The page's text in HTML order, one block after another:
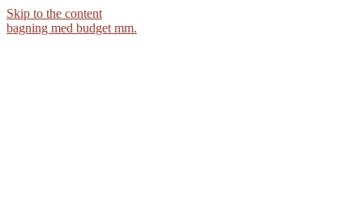
Skip to the content
bagning med budget mm.